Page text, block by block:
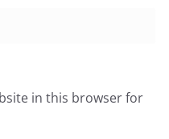
in this browser for